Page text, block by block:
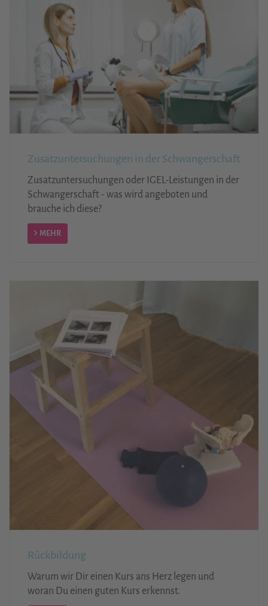
Zusatzuntersuchungen in der Schwangerschaft
Zusatzuntersuchungen oder IGEL-Leistungen in der
Schwangerschaft - was wird angeboten und
brauche ich diese?
MEHR
Rückbildung
Warum wir Dir einen Kurs ans Herz legen und
woran Du einen guten Kurs erkennst.